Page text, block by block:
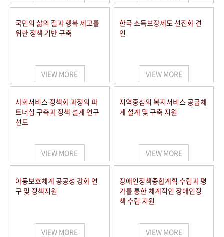
국민의 삶의 질과 행복 제고를
위한 정책 기반 구축
VIEW MORE
한국 소득보장제도 선진화 견
인
VIEW MORE
사회서비스 정책화 과정의 파
트너십 구축과 정책 설계 연구
선도
VIEW MORE
지역중심의 복지서비스 공급체
계 설계 및 구축 지원
VIEW MORE
아동보호체계 공공성 강화 연
구 및 정책지원
VIEW MORE
장애인정책종합계획 수립과 평
가를 통한 체계적인 장애인정
책 수립 지원
VIEW MORE